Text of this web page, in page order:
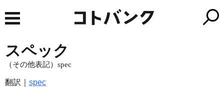
スペック
（その他表記）spec
翻訳｜ spec